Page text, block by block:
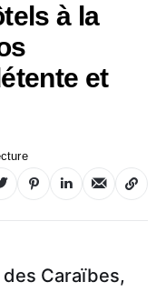
à la
et
Caraïbes,